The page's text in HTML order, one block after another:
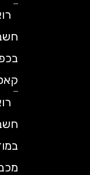
רואה
חשבון
בכפר
קאסם
רואה
חשבון
במודיעין
מכבים